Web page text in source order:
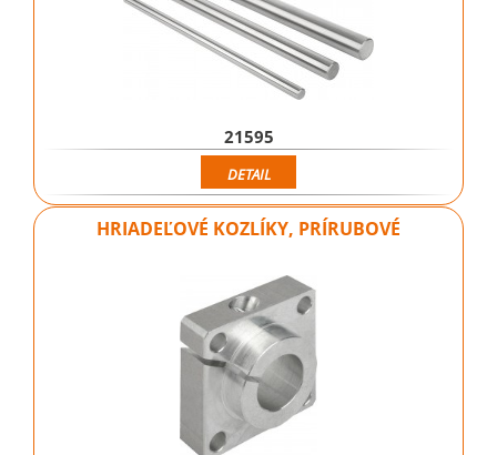
21595
DETAIL
HRIADEĽOVÉ KOZLÍKY, PRÍRUBOVÉ